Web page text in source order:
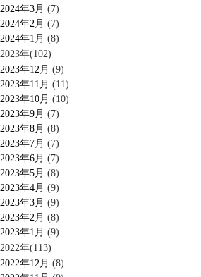
2024年3月 (7)
2024年2月 (7)
2024年1月 (8)
2023年(102)
2023年12月 (9)
2023年11月 (11)
2023年10月 (10)
2023年9月 (7)
2023年8月 (8)
2023年7月 (7)
2023年6月 (7)
2023年5月 (8)
2023年4月 (9)
2023年3月 (9)
2023年2月 (8)
2023年1月 (9)
2022年(113)
2022年12月 (8)